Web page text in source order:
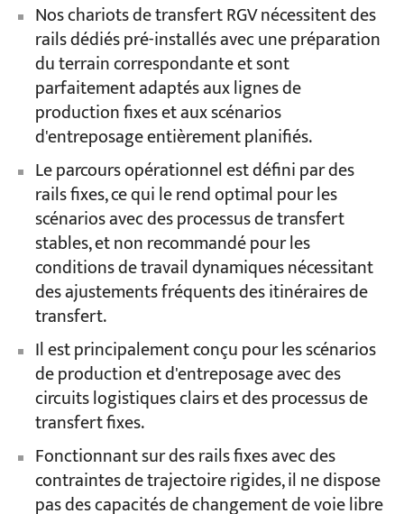
Nos chariots de transfert RGV nécessitent des
rails dédiés pré-installés avec une préparation
du terrain correspondante et sont
parfaitement adaptés aux lignes de
production fixes et aux scénarios
d'entreposage entièrement planifiés.
Le parcours opérationnel est défini par des
rails fixes, ce qui le rend optimal pour les
scénarios avec des processus de transfert
stables, et non recommandé pour les
conditions de travail dynamiques nécessitant
des ajustements fréquents des itinéraires de
transfert.
Il est principalement conçu pour les scénarios
de production et d'entreposage avec des
circuits logistiques clairs et des processus de
transfert fixes.
Fonctionnant sur des rails fixes avec des
contraintes de trajectoire rigides, il ne dispose
pas des capacités de changement de voie libre